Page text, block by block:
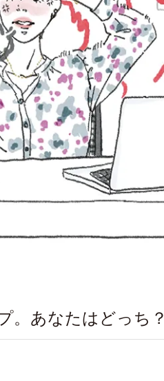
。あなたはどっち？